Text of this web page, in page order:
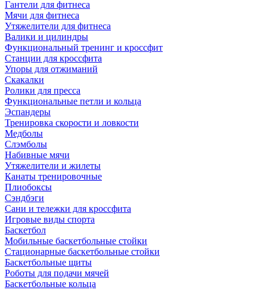
Гантели для фитнеса
Мячи для фитнеса
Утяжелители для фитнеса
Валики и цилиндры
Функциональный тренинг и кроссфит
Станции для кроссфита
Упоры для отжиманий
Скакалки
Ролики для пресса
Функциональные петли и кольца
Эспандеры
Тренировка скорости и ловкости
Медболы
Слэмболы
Набивные мячи
Утяжелители и жилеты
Канаты тренировочные
Плиобоксы
Сэндбэги
Сани и тележки для кроссфита
Игровые виды спорта
Баскетбол
Мобильные баскетбольные стойки
Стационарные баскетбольные стойки
Баскетбольные щиты
Роботы для подачи мячей
Баскетбольные кольца